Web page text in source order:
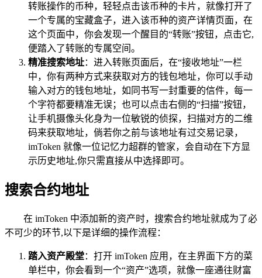
转账操作的币种，轻轻点击该币种的卡片，就像打开了
一个专属的宝藏盒子，进入该币种的资产详情页面，在
这个页面中，你会发现一个醒目的“转账”按钮，点击它,
便踏入了转账的专属空间。
精准搜索地址：进入转账页面后，在“接收地址”一栏
中，你有两种方式来获取对方的钱包地址，你可以手动
输入对方的钱包地址，如同书写一封重要的信件，每一
个字符都要精准无误；也可以点击右侧的“扫描”按钮，
让手机摄像头化身为一位敏锐的侦探，扫描对方的二维
码来获取地址，倘若你之前与该地址有过交易记录，
imToken 就像一位记忆力超群的管家，会自动在下方显
示历史地址,你只需直接从中选择即可。
搜索合约地址
在 imToken 中添加新的资产时，搜索合约地址就成为了必
不可少的环节,以下是详细的操作流程：
踏入资产殿堂：打开 imToken 应用，在主界面下方的菜
单栏中，你会看到一个“资产”选项，就像一座通往财富